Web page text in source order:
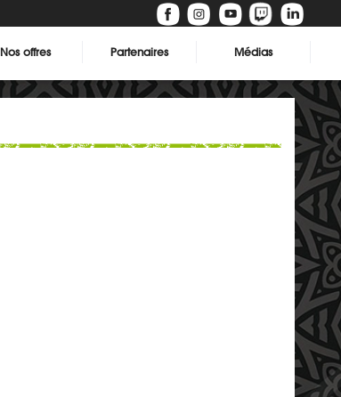
Nos offres Partenaires Médias